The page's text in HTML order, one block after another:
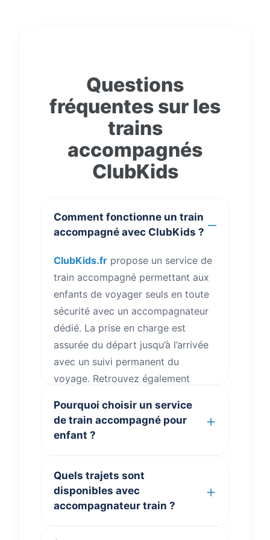
Questions
fréquentes sur les
trains
accompagnés
ClubKids
Comment fonctionne un train
accompagné avec ClubKids ?
ClubKids.frpropose un service de
train accompagné permettant aux
enfants de voyager seuls en toute
sécurité avec un accompagnateur
dédié. La prise en charge est
assurée du départ jusqu’à l’arrivée
avec un suivi permanent du
voyage. Retrouvez également
votre voyage.
Pourquoi choisir un service
de train accompagné pour
enfant ?
accompagnement train moderne
pour les familles recherchant un
train avec accompagnateur, un
Quels trajets sont
disponibles avec
accompagnateur train ?